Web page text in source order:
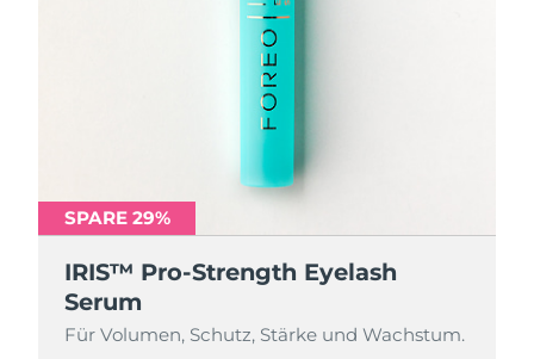
SPARE 29%
IRIS™ Pro-Strength Eyelash
Serum
Für Volumen, Schutz, Stärke und Wachstum.